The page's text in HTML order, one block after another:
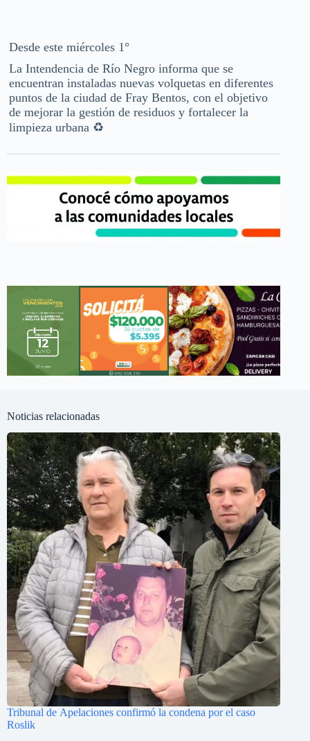
Desde este miércoles 1°
La Intendencia de Río Negro informa que se
encuentran instaladas nuevas volquetas en diferentes
puntos de la ciudad de Fray Bentos, con el objetivo
de mejorar la gestión de residuos y fortalecer la
limpieza urbana ♻️
Noticias relacionadas
Tribunal de Apelaciones confirmó la condena por el caso
Roslik